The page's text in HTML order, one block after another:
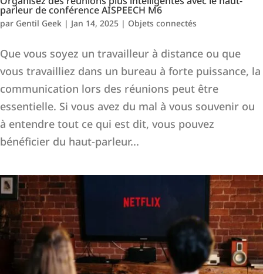
parleur de conférence AISPEECH M6
par Gentil Geek | Jan 14, 2025 | Objets connectés
Que vous soyez un travailleur à distance ou que
vous travailliez dans un bureau à forte puissance, la
communication lors des réunions peut être
essentielle. Si vous avez du mal à vous souvenir ou
à entendre tout ce qui est dit, vous pouvez
bénéficier du haut-parleur...